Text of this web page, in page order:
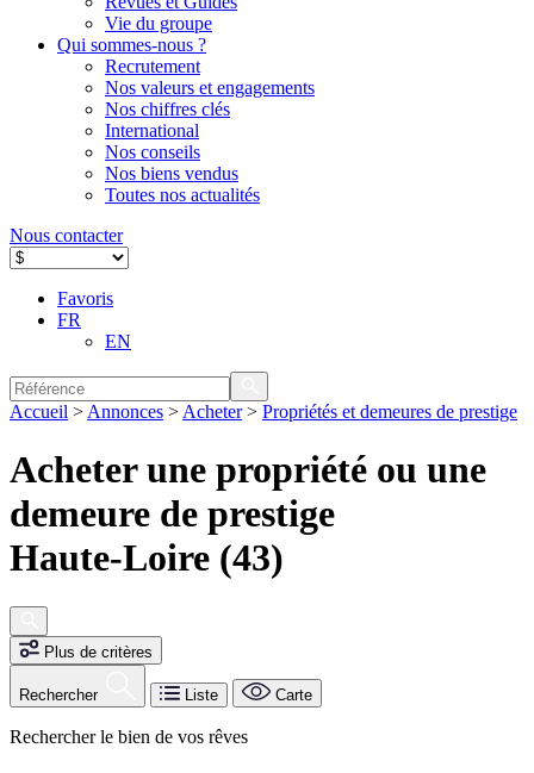
Vie du groupe
Qui sommes-nous ?
Recrutement
Nos valeurs et engagements
Nos chiffres clés
International
Nos conseils
Nos biens vendus
Toutes nos actualités
Nous contacter
Favoris
FR
EN
Accueil > Annonces > Acheter> Propriétés et demeures de prestige
Acheter une propriété ou une
demeure de prestige
Haute-Loire (43)
Plus de critères
Rechercher Liste Carte
Rechercher le bien de vos rêves